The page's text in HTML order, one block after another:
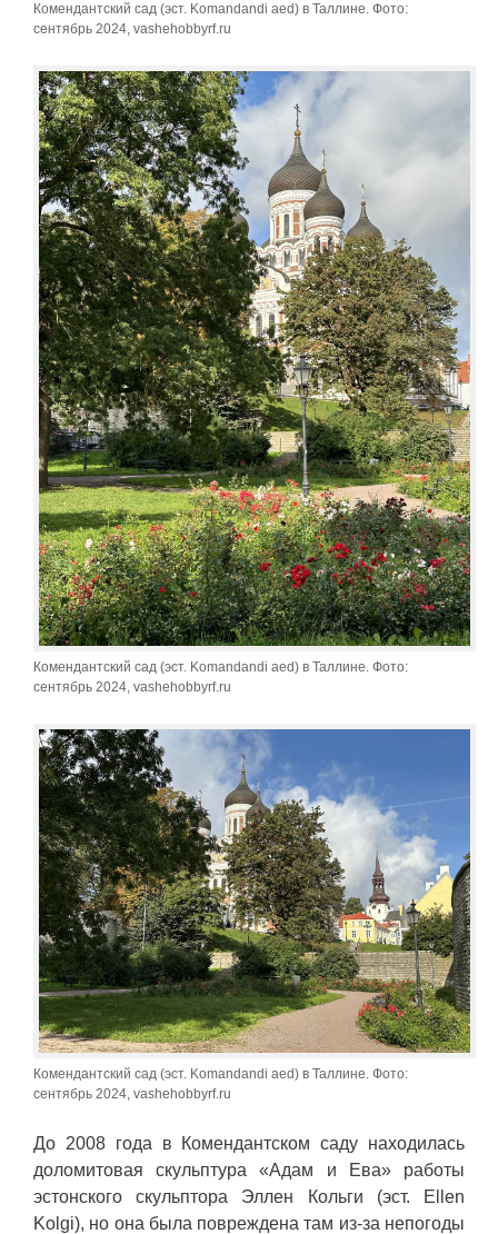
Комендантский сад (эст. Komandandi aed) в Таллине. Фото:
сентябрь 2024, vashehobbyrf.ru
Комендантский сад (эст. Komandandi aed) в Таллине. Фото:
сентябрь 2024, vashehobbyrf.ru
Комендантский сад (эст. Komandandi aed) в Таллине. Фото:
сентябрь 2024, vashehobbyrf.ru
До 2008 года в Комендантском саду находилась
доломитовая скульптура «Адам и Ева» работы
эстонского скульптора Эллен Кольги (эст. Ellen
Kolgi), но она была повреждена там из-за непогоды